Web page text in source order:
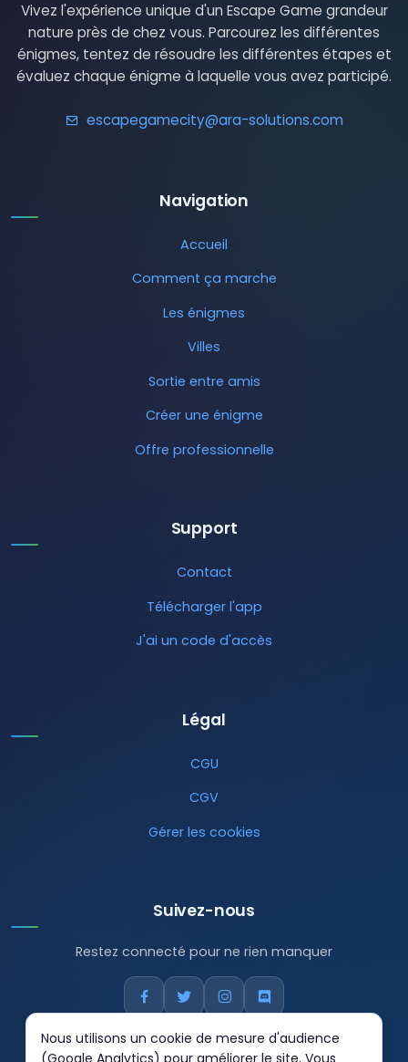
Vivez l'expérience unique d'un Escape Game grandeur
nature près de chez vous. Parcourez les différentes
énigmes, tentez de résoudre les différentes étapes et
évaluez chaque énigme à laquelle vous avez participé.
escapegamecity@ara-solutions.com
Navigation
Accueil
Comment ça marche
Les énigmes
Villes
Sortie entre amis
Créer une énigme
Offre professionnelle
Support
Contact
Télécharger l'app
J'ai un code d'accès
Légal
CGU
CGV
Gérer les cookies
Suivez-nous
Restez connecté pour ne rien manquer
Nous utilisons un cookie de mesure d'audience
(Google Analytics) pour améliorer le site. Vous